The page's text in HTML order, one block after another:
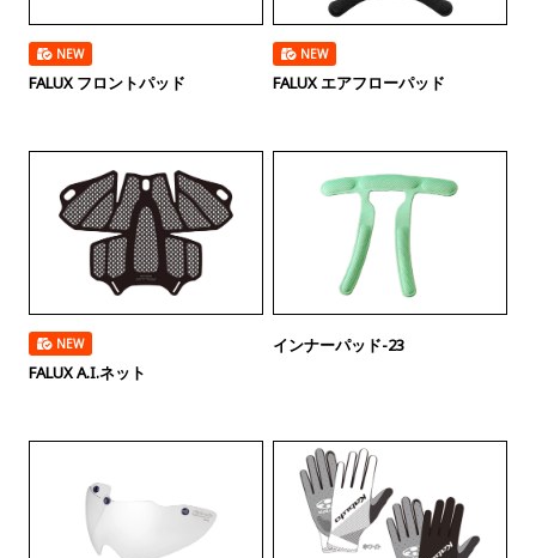
NEW
FALUX フロントパッド
NEW
FALUX エアフローパッド
NEW
FALUX A.I.ネット
インナーパッド-23